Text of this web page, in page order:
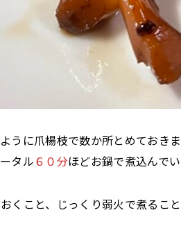
うに爪楊枝で数か所とめておきま
タル６０分ほどお鍋で煮込んで
くこと、じっくり弱火で煮るこ